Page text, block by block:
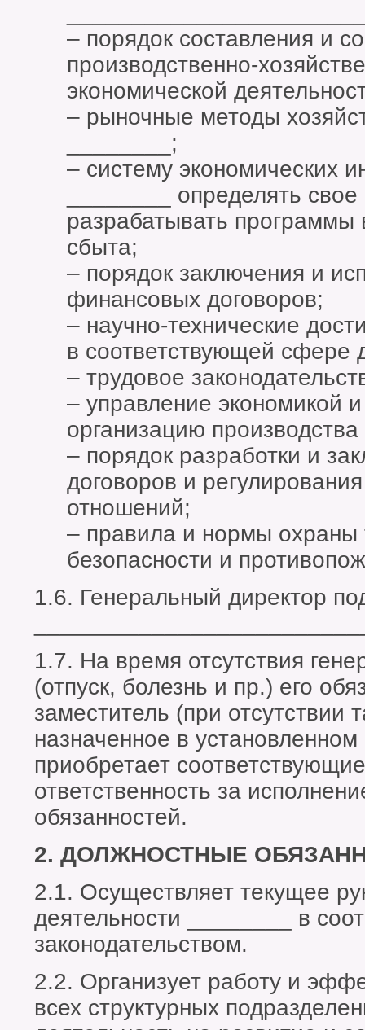
– порядок составления и
производственно-
экономической
– рыночные методы
________;
– систему экономических
________ определять
разрабатывать
сбыта;
– порядок заключения и
финансовых договоров;
– научно-технические
в соответствующей сфере
– трудовое
– управление экономикой
организацию
– порядок разработки и
договоров и
отношений;
– правила и нормы охраны
безопасности и
1.6. Генеральный директор
1.7. На время отсутствия
(отпуск, болезнь и пр.) его
заместитель (при отсутствии
назначенное в
приобретает
ответственность за
обязанностей.
2. ДОЛЖНОСТНЫЕ
2.1. Осуществляет текущее
деятельности ________ в
законодательством.
2.2. Организует работу и
всех структурных